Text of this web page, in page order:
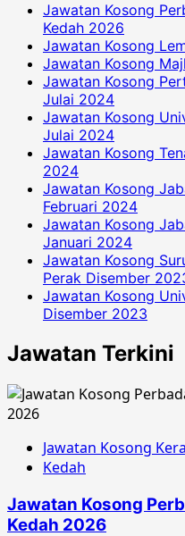
Jawatan Kosong
Kedah 2026
Jawatan Kosong
Jawatan Kosong
Jawatan Kosong
Julai 2024
Jawatan Kosong
Julai 2024
Jawatan Kosong
2024
Jawatan Kosong
Februari 2024
Jawatan Kosong
Januari 2024
Jawatan Kosong
Perak Disember
Jawatan Kosong
Disember 2023
Jawatan Terkini
Jawatan Kosong
Kedah
Jawatan Kosong
Kedah 2026